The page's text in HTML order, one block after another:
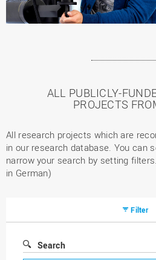
ALL PUBLICLY-
PROJECTS
All research projects which are
in our research database. You can
narrow your search by setting
in German)
Filter
Search